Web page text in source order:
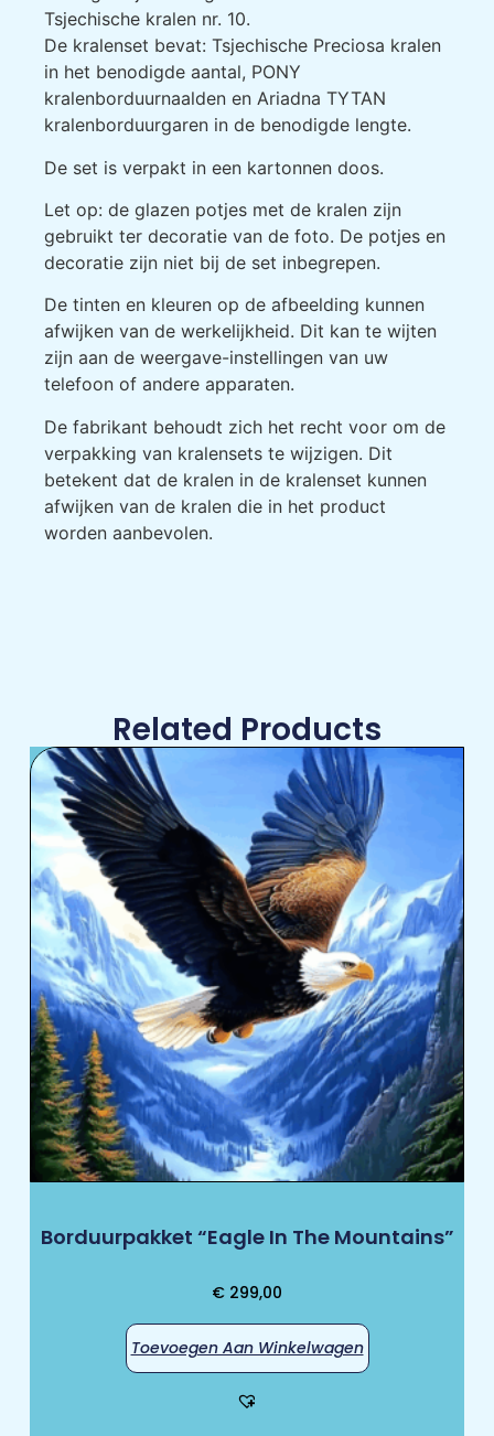
Tsjechische kralen nr. 10.
De kralenset bevat: Tsjechische Preciosa kralen
in het benodigde aantal, PONY
kralenborduurnaalden en Ariadna TYTAN
kralenborduurgaren in de benodigde lengte.
De set is verpakt in een kartonnen doos.
Let op: de glazen potjes met de kralen zijn
gebruikt ter decoratie van de foto. De potjes en
decoratie zijn niet bij de set inbegrepen.
De tinten en kleuren op de afbeelding kunnen
afwijken van de werkelijkheid. Dit kan te wijten
zijn aan de weergave-instellingen van uw
telefoon of andere apparaten.
De fabrikant behoudt zich het recht voor om de
verpakking van kralensets te wijzigen. Dit
betekent dat de kralen in de kralenset kunnen
afwijken van de kralen die in het product
worden aanbevolen.
Related Products
Borduurpakket “Eagle In The Mountains”
€ 299,00
Toevoegen Aan Winkelwagen